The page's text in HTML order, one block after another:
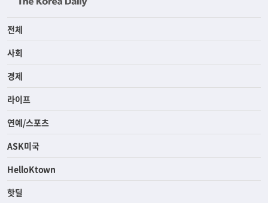
전체
사회
경제
라이프
연예/스포츠
ASK미국
HelloKtown